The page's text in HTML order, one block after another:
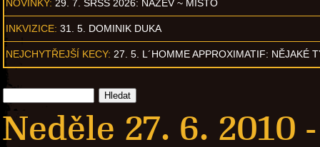
NOVINKY: 29. 7. SRSS 2026: NÁZEV ~ MÍSTO
INKVIZICE: 31. 5. DOMINIK DUKA
NEJCHYTŘEJŠÍ KECY: 27. 5. L´HOMME APPROXIMATIF: NĚJAKÉ
Neděle 27. 6. 2010